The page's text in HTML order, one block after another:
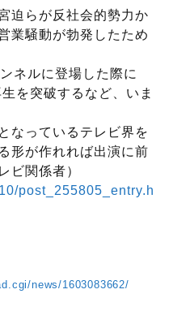
迫らが反社会的勢力か
業騒動が勃発したため
ネルに登場した際に
を突破するなど、いま
なっているテレビ界を
形が作れれば出演に前
ビ関係者）
post_255805_entry.h
news/1603083662/